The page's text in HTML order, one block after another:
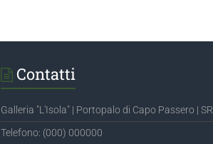
Contatti
Galleria "L'Isola" | Portopalo di Capo Passero | SR
Telefono: (000) 000000